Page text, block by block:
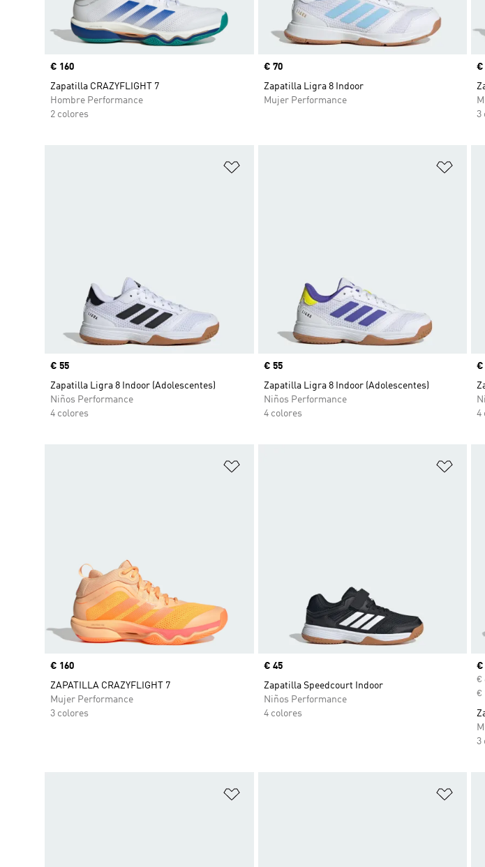
Precio
€ 160
Zapatilla CRAZYFLIGHT 7
Hombre Performance
2 colores
Precio
€ 70
Zapatilla Ligra 8 Indoor
Mujer Performance
€
3
Precio
€ 55
Zapatilla Ligra 8 Indoor (Adolescentes)
Niños Performance
4 colores
Precio
€ 55
Zapatilla Ligra 8 Indoor (Adolescentes)
Niños Performance
4 colores
€
4
Precio
€ 160
ZAPATILLA CRAZYFLIGHT 7
Mujer Performance
3 colores
Precio
€ 45
Zapatilla Speedcourt Indoor
Niños Performance
4 colores
€
€
€
3